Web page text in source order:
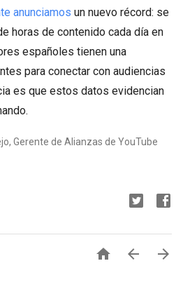
anunciamos un nuevo récord: se
horas de contenido cada día en
españoles tienen una
para conectar con audiencias
es que estos datos evidencian
Gerente de Alianzas de YouTube
  